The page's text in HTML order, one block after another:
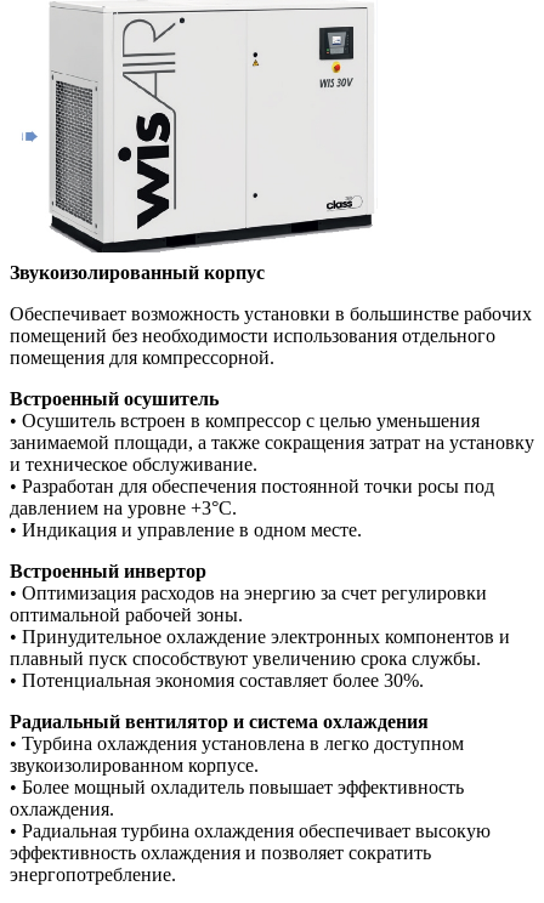
Звукоизолированный корпус
Обеспечивает возможность установки в большинстве рабочих
помещений без необходимости использования отдельного
помещения для компрессорной.
Встроенный осушитель
• Осушитель встроен в компрессор с целью уменьшения
занимаемой площади, а также сокращения затрат на установку
и техническое обслуживание.
• Разработан для обеспечения постоянной точки росы под
давлением на уровне +3°C.
• Индикация и управление в одном месте.
Встроенный инвертор
• Оптимизация расходов на энергию за счет регулировки
оптимальной рабочей зоны.
• Принудительное охлаждение электронных компонентов и
плавный пуск способствуют увеличению срока службы.
• Потенциальная экономия составляет более 30%.
Радиальный вентилятор и система охлаждения
• Турбина охлаждения установлена в легко доступном
звукоизолированном корпусе.
• Более мощный охладитель повышает эффективность
охлаждения.
• Радиальная турбина охлаждения обеспечивает высокую
эффективность охлаждения и позволяет сократить
энергопотребление.